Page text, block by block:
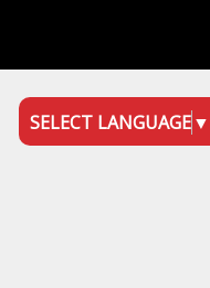
SELECT LANGUAGE▼